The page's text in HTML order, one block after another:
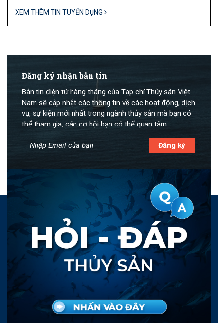
XEM THÊM TIN TUYỂN DỤNG
Đăng ký nhận bản tin
Bản tin điện tử hàng tháng của Tạp chí Thủy sản Việt
Nam sẽ cập nhật các thông tin về các hoạt động, dịch
vụ, sự kiện mới nhất trong ngành thủy sản mà bạn có
thể tham gia, các cơ hội bạn có thể quan tâm.